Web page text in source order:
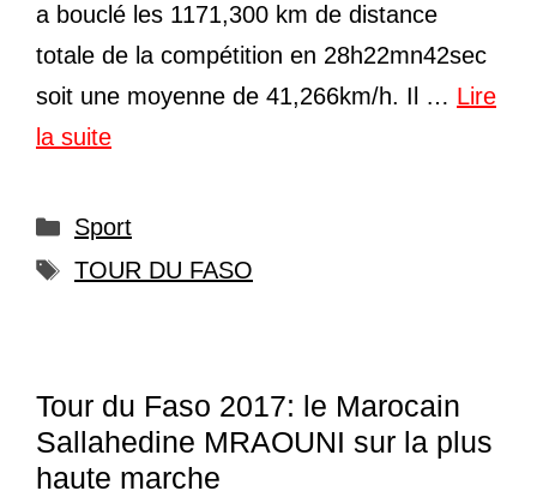
a bouclé les 1171,300 km de distance
totale de la compétition en 28h22mn42sec
soit une moyenne de 41,266km/h. Il … Lire
la suite
Catégories
Sport
Étiquettes
TOUR DU FASO
Tour du Faso 2017: le Marocain
Sallahedine MRAOUNI sur la plus
haute marche